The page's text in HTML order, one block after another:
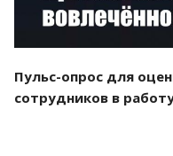
Пульс-опрос для
сотрудников в